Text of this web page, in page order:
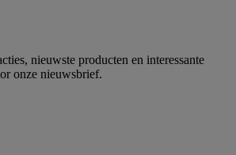
nieuwste producten en interessante
onze nieuwsbrief.